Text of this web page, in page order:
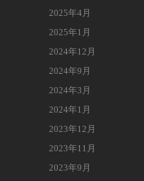
2025年4月
2025年1月
2024年12月
2024年9月
2024年3月
2024年1月
2023年12月
2023年11月
2023年9月